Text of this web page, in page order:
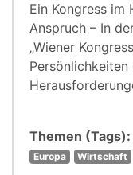
Ein Kongress im
Anspruch – In
„Wiener
Themen (Tags):
Europa Wirtschaft